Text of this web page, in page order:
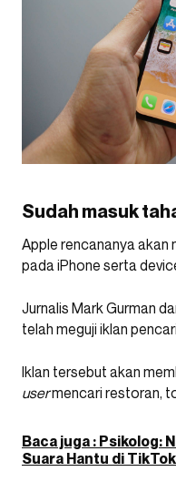
Sudah masuk
Apple rencananya akan
pada iPhone serta
Jurnalis Mark Gurman
telah meguji iklan
Iklan tersebut akan
usermencari restoran,
Baca juga : Psikolog:
Suara Hantu di